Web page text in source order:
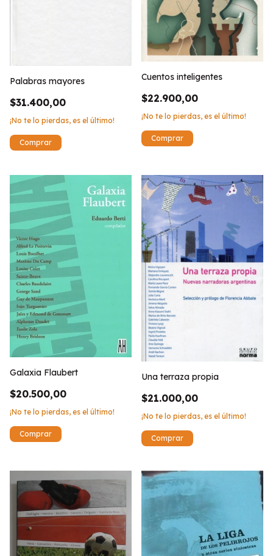
Palabras mayores
$31.400,00
¡No te lo pierdas, es el último!
Cuentos inteligentes
$22.900,00
¡No te lo pierdas, es el último!
Galaxia Flaubert
$20.500,00
¡No te lo pierdas, es el último!
Una terraza propia
$21.000,00
¡No te lo pierdas, es el último!